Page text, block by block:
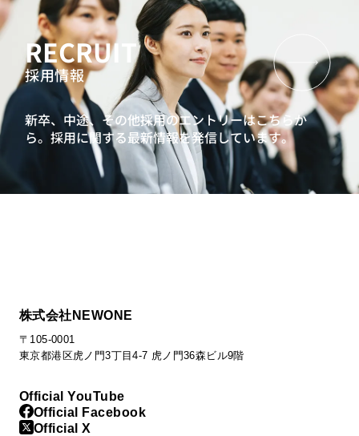
RECRUIT
採用情報
新卒、中途、その他採用のエントリーはこちらか
ら。採用に関する最新情報を発信しています。
株式会社NEWONE
〒105-0001
東京都港区虎ノ門3丁目4-7 虎ノ門36森ビル9階
Official YouTube
Official Facebook
Official X